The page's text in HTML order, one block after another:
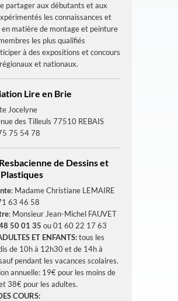
partager aux débutants et aux
les connaissances et
en matière de montage et peinture
les plus qualifiés
à des expositions et concours
et nationaux.
Lire en Brie
Jocelyne
des Tilleuls 77510 REBAIS
75 54 78
de Dessins et
Plastiques
: Madame Christiane LEMAIRE
63 46 58
: Monsieur Jean-Michel FAUVET
50 01 35 ou 01 60 22 17 63
ET ENFANTS:tous les
de 10h à 12h30 et de 14h à
pendant les vacances scolaires.
annuelle: 19€ pour les moins de
38€ pour les adultes.
COURS: